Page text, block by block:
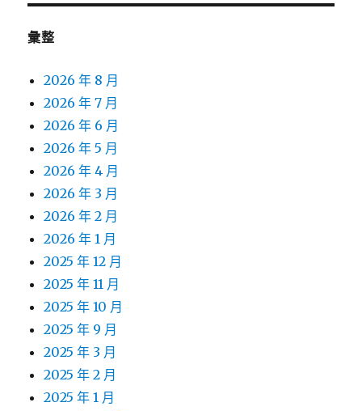
彙整
2026 年 8 月
2026 年 7 月
2026 年 6 月
2026 年 5 月
2026 年 4 月
2026 年 3 月
2026 年 2 月
2026 年 1 月
2025 年 12 月
2025 年 11 月
2025 年 10 月
2025 年 9 月
2025 年 3 月
2025 年 2 月
2025 年 1 月